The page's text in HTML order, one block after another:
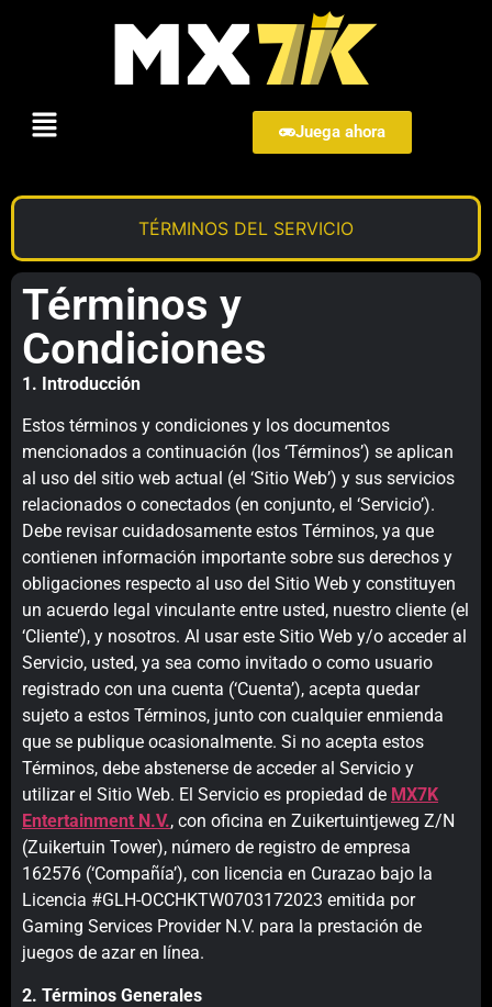
Juega ahora
TÉRMINOS DEL SERVICIO
Términos y
Condiciones
1. Introducción
Estos términos y condiciones y los documentos
mencionados a continuación (los ‘Términos’) se aplican
al uso del sitio web actual (el ‘Sitio Web’) y sus servicios
relacionados o conectados (en conjunto, el ‘Servicio’).
Debe revisar cuidadosamente estos Términos, ya que
contienen información importante sobre sus derechos y
obligaciones respecto al uso del Sitio Web y constituyen
un acuerdo legal vinculante entre usted, nuestro cliente (el
‘Cliente’), y nosotros. Al usar este Sitio Web y/o acceder al
Servicio, usted, ya sea como invitado o como usuario
registrado con una cuenta (‘Cuenta’), acepta quedar
sujeto a estos Términos, junto con cualquier enmienda
que se publique ocasionalmente. Si no acepta estos
Términos, debe abstenerse de acceder al Servicio y
utilizar el Sitio Web. El Servicio es propiedad de MX7K
Entertainment N.V., con oficina en Zuikertuintjeweg Z/N
(Zuikertuin Tower), número de registro de empresa
162576 (‘Compañía’), con licencia en Curazao bajo la
Licencia #GLH-OCCHKTW0703172023 emitida por
Gaming Services Provider N.V. para la prestación de
juegos de azar en línea.
2. Términos Generales